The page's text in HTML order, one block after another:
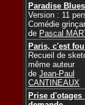
Paradise Blues
Version : 11
Comédie
de Pascal
Paris, c'est
Recueil de
même auteur
de Jean-Paul
CANTINEAUX
Prise d'otages